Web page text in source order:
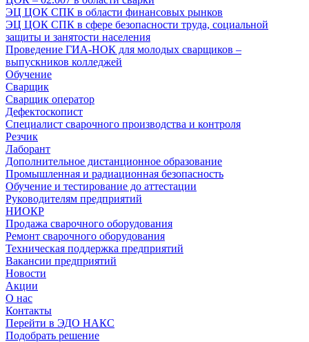
ЭЦ ЦОК СПК в области финансовых рынков
ЭЦ ЦОК СПК в сфере безопасности труда, социальной
защиты и занятости населения
Проведение ГИА-НОК для молодых сварщиков –
выпускников колледжей
Обучение
Сварщик
Сварщик оператор
Дефектоскопист
Специалист сварочного производства и контроля
Резчик
Лаборант
Дополнительное дистанционное образование
Промышленная и радиационная безопасность
Обучение и тестирование до аттестации
Руководителям предприятий
НИОКР
Продажа сварочного оборудования
Ремонт сварочного оборудования
Техническая поддержка предприятий
Вакансии предприятий
Новости
Акции
О нас
Контакты
Перейти в ЭДО НАКС
Подобрать решение